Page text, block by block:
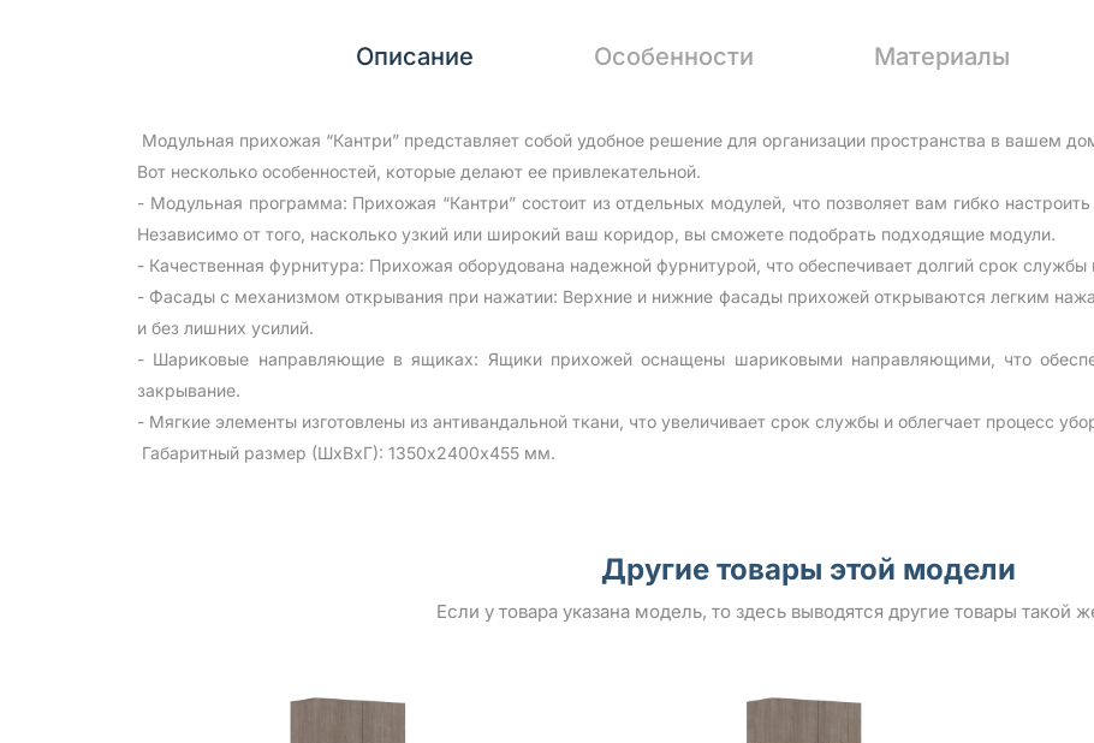
Описание Особенности Материалы
Модульная прихожая “Кантри” представляет собой удобное решение для организации пространства в вашем
Вот несколько особенностей, которые делают ее привлекательной.
- Модульная программа: Прихожая “Кантри” состоит из отдельных модулей, что позволяет вам гибко
Независимо от того, насколько узкий или широкий ваш коридор, вы сможете подобрать подходящие модули.
- Качественная фурнитура: Прихожая оборудована надежной фурнитурой, что обеспечивает долгий срок службы
- Фасады с механизмом открывания при нажатии: Верхние и нижние фасады прихожей открываются легким
и без лишних усилий.
- Шариковые направляющие в ящиках: Ящики прихожей оснащены шариковыми направляющими, что
закрывание.
- Мягкие элементы изготовлены из антивандальной ткани, что увеличивает срок службы и облегчает процесс
Габаритный размер (ШхВхГ): 1350х2400х455 мм.
Другие товары этой модели
Если у товара указана модель, то здесь выводятся другие товары такой